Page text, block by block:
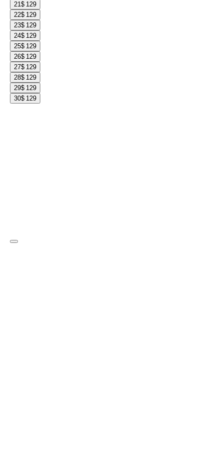
21$ 129
22$ 129
23$ 129
24$ 129
25$ 129
26$ 129
27$ 129
28$ 129
29$ 129
30$ 129